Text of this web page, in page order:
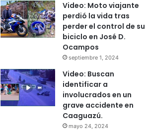
Video: Moto viajante
perdió la vida tras
perder el control de su
biciclo en José D.
Ocampos
septiembre 1, 2024
Video: Buscan
identificar a
involucrados en un
grave accidente en
Caaguazú.
mayo 24, 2024